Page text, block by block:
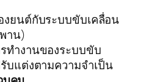
งยนต์กับระบบขับเคลื่อน
าน)
ทำงานของระบบขับ
บแต่งตามความจำเป็น